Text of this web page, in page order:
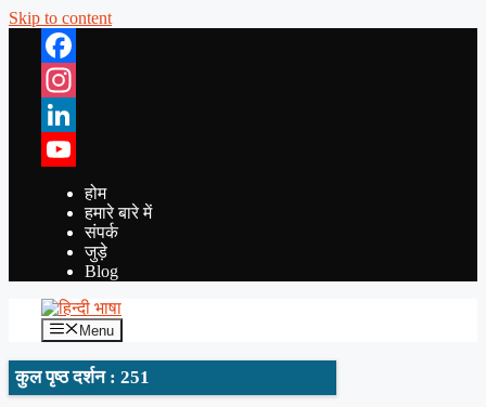
Skip to content
Facebook
Instagram
LinkedIn
YouTube
होम
हमारे बारे में
संपर्क
जुड़े
Blog
Menu
कुल पृष्ठ दर्शन : 251